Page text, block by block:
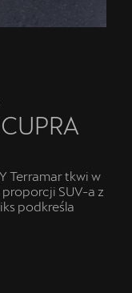
Terramar tkwi w
SUV-a z
podkreśla